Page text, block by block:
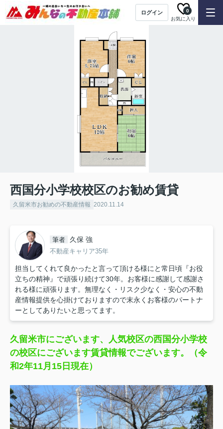
ログイン
お気に入り
0
西国分小学校校区のお勧め賃貸
久留米市お勧めの不動産情報 2020.11.14
筆者 久保 強
不動産キャリア35年
担当してくれて良かったと言って頂ける様にと常日頃『お役
立ちの精神』で頑張り続けて30年。お客様に感謝して感謝さ
れる様に頑張ります。無理なく・リスク少なく・安心の不動
産情報提供を心掛けておりますので末永くお客様のパートナ
ーとしてありたいと思ってます。
久留米市にございます、人気校区の西国分小学校
の校区にございます賃貸情報でございます。（令
和2年11月15日現在）